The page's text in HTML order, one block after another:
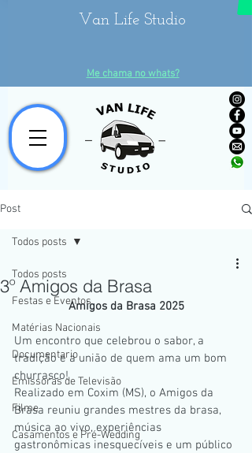
Van Life Studio
Me chama no whats?
Post
Todos posts
Festas e Eventos
Matérias Nacionais
Documentario
Emissoras de Televisão
Filme
Casamentos e Pré-Wedding
Todos posts
3º Amigos da Brasa
Amigos da Brasa 2025
Um encontro que celebrou o sabor, a
tradição e a união de quem ama um bom
churrasco!
Realizado em Coxim (MS), o Amigos da
Brasa reuniu grandes mestres da brasa,
música ao vivo, experiências
gastronômicas inesquecíveis e um público